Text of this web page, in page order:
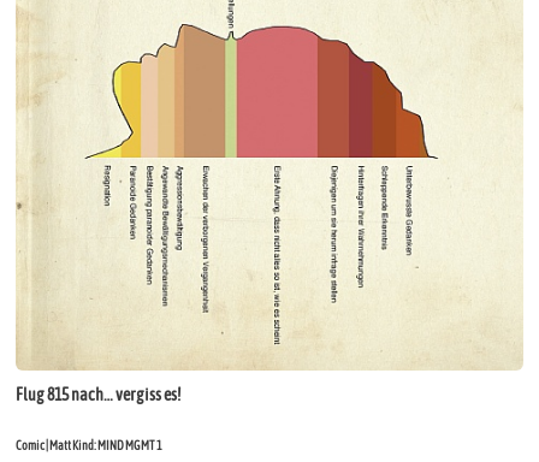
Flug 815 nach… vergiss es!
Comic | Matt Kind: MIND MGMT 1